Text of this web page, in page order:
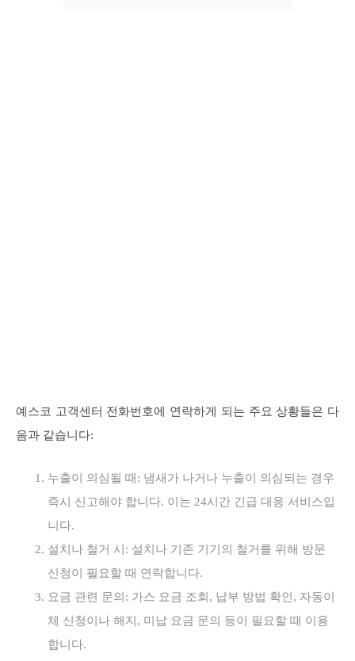
예스코 고객센터 전화번호에 연락하게 되는 주요 상황들은 다
음과 같습니다:
누출이 의심될 때: 냄새가 나거나 누출이 의심되는 경우
즉시 신고해야 합니다. 이는 24시간 긴급 대응 서비스입
니다.
설치나 철거 시: 설치나 기존 기기의 철거를 위해 방문
신청이 필요할 때 연락합니다.
요금 관련 문의: 가스 요금 조회, 납부 방법 확인, 자동이
체 신청이나 해지, 미납 요금 문의 등이 필요할 때 이용
합니다.